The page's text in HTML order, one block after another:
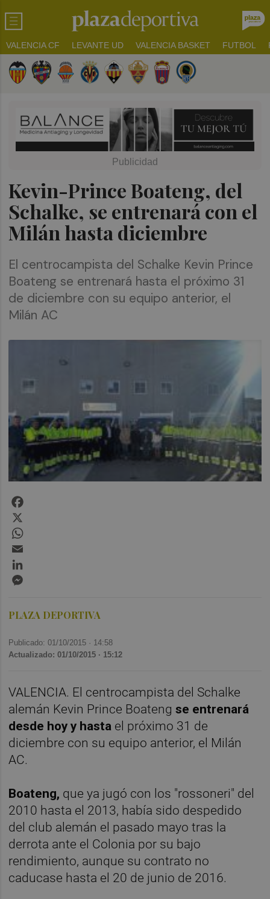
VALENCIA CF LEVANTE UD VALENCIA BASKET FUTBOL
Kevin-Prince Boateng, del
Schalke, se entrenará con el
Milán hasta diciembre
El centrocampista del Schalke Kevin Prince
Boateng se entrenará hasta el próximo 31
de diciembre con su equipo anterior, el
Milán AC
PLAZA DEPORTIVA
Publicado: 01/10/2015 · 14:58
Actualizado: 01/10/2015 · 15:12
VALENCIA. El centrocampista del Schalke
alemán Kevin Prince Boatengse entrenará
desde hoy y hasta el próximo 31 de
diciembre con su equipo anterior, el Milán
AC.
Boateng, que ya jugó con los "rossoneri" del
2010 hasta el 2013, había sido despedido
del club alemán el pasado mayo tras la
derrota ante el Colonia por su bajo
rendimiento, aunque su contrato no
caducase hasta el 20 de junio de 2016.